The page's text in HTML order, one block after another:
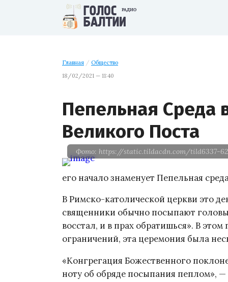
Главная / Общество
18/02/2021 — 11:40
Пепельная Среда
Великого Поста
Фото: https://static.tildacdn.com/tild6337-
его начало знаменует Пепельная
В Римско-католической церкви это
священники обычно посыпают
восстал, и в прах обратишься». В
ограничений, эта церемония была
«Конгрегация Божественного
ноту об обряде посыпания пеплом», —